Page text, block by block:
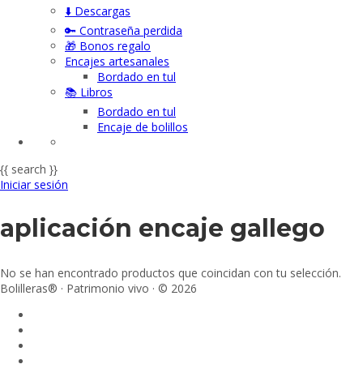
⬇️ Descargas
🔑 Contraseña perdida
🎁 Bonos regalo
Encajes artesanales
Bordado en tul
📚 Libros
Bordado en tul
Encaje de bolillos
{{ search }}
Iniciar sesión
aplicación encaje gallego
No se han encontrado productos que coincidan con tu selección.
Bolilleras® · Patrimonio vivo · © 2026